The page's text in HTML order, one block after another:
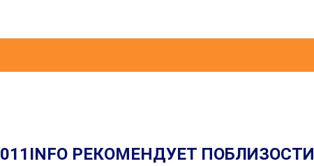
011INFO РЕКОМЕНДУЕТ ПОБЛИЗОСТИ